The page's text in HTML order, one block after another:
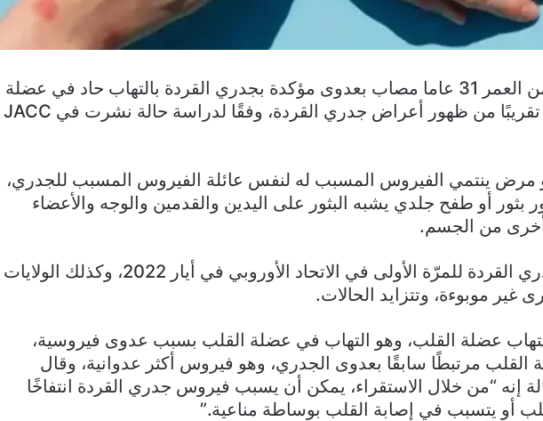
أصيب رجل يبلغ من العمر 31 عاما مصاب بعدوى مؤكدة بجدري القردة بالتهاب حاد في عضلة
القلب بعد أسبوع تقريبًا من ظهور أعراض جدري القردة، وفقًا لدراسة حالة نشرت في JACC
مرض ينتمي الفيروس المسبب له لنفس عائلة الفيروس المسبب للجدري،
أو طفح جلدي يشبه البثور على اليدين والقدمين والوجه والأعضاء
أخرى من الجسم.
وتم الإبلاغ عن جدري القردة للمرّة الأولى في الاتحاد الأوروبي في أيار 2022، وكذلك الولايات
غير موبوءة، وتتزايد الحالات.
عضلة القلب، وهو التهاب في عضلة القلب بسبب عدوى فيروسية،
القلب مرتبطًا سابقًا بعدوى الجدري، وهو فيروس أكثر عدوانية، وقال
إنه “من خلال الاستقراء، يمكن أن يسبب فيروس جدري القردة انتفاخًا
أو يتسبب في إصابة القلب بوساطة مناعية.”